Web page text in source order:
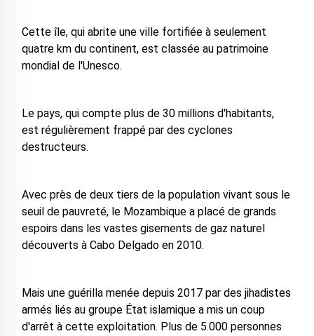
Cette île, qui abrite une ville fortifiée à seulement
quatre km du continent, est classée au patrimoine
mondial de l'Unesco.
Le pays, qui compte plus de 30 millions d'habitants,
est régulièrement frappé par des cyclones
destructeurs.
Avec près de deux tiers de la population vivant sous le
seuil de pauvreté, le Mozambique a placé de grands
espoirs dans les vastes gisements de gaz naturel
découverts à Cabo Delgado en 2010.
Mais une guérilla menée depuis 2017 par des jihadistes
armés liés au groupe État islamique a mis un coup
d'arrêt à cette exploitation. Plus de 5.000 personnes